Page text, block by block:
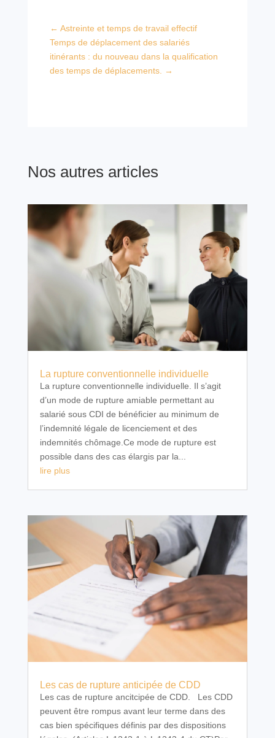
← Astreinte et temps de travail effectif
Temps de déplacement des salariés
itinérants : du nouveau dans la qualification
des temps de déplacements.
→
Nos autres articles
La rupture conventionnelle individuelle
La rupture conventionnelle individuelle. Il s’agit
d’un mode de rupture amiable permettant au
salarié sous CDI de bénéficier au minimum de
l’indemnité légale de licenciement et des
indemnités chômage.Ce mode de rupture est
possible dans des cas élargis par la...
lire plus
Les cas de rupture anticipée de CDD
Les cas de rupture ancitcipée de CDD. Les CDD
peuvent être rompus avant leur terme dans des
cas bien spécifiques définis par des dispositions